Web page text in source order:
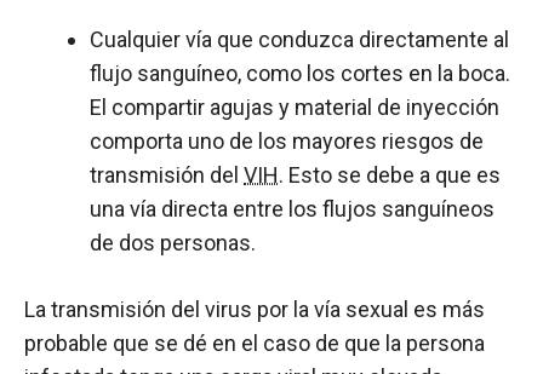
Cualquier vía que conduzca directamente al
flujo sanguíneo, como los cortes en la boca.
El compartir agujas y material de inyección
comporta uno de los mayores riesgos de
transmisión del VIH. Esto se debe a que es
una vía directa entre los flujos sanguíneos
de dos personas.
La transmisión del virus por la vía sexual es más
probable que se dé en el caso de que la persona